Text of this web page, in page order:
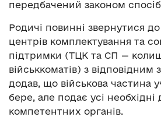
передбачений законом
Родичі повинні звернутися
центрів комплектування та
підтримки (ТЦК та СП —
військкоматів) з відповідним
додав, що військова частина
бере, але подає усі
компетентних органів.